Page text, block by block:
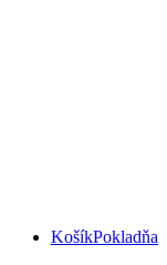
KošíkPokladňa